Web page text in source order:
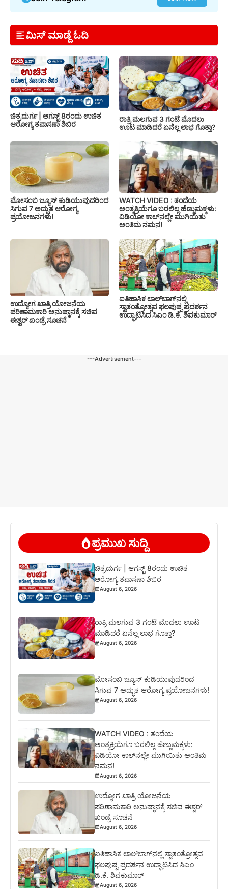
ಮಿಸ್ ಮಾಡ್ದೆ ಓದಿ
ಚಿತ್ರದುರ್ಗ | ಆಗಸ್ಟ್ 8ರಂದು ಉಚಿತ
ಆರೋಗ್ಯ ತಪಾಸಣಾ ಶಿಬಿರ
ರಾತ್ರಿ ಮಲಗುವ 3 ಗಂಟೆ ಮೊದಲು
ಊಟ ಮಾಡಿದರೆ ಏನೆಲ್ಲ ಲಾಭ ಗೊತ್ತಾ?
ಮೋಸಂಬಿ ಜ್ಯೂಸ್ ಕುಡಿಯುವುದರಿಂದ
ಸಿಗುವ 7 ಅದ್ಭುತ ಆರೋಗ್ಯ
ಪ್ರಯೋಜನಗಳು!
WATCH VIDEO : ತಂದೆಯ
ಅಂತ್ಯಕ್ರಿಯೆಗೂ ಬರಲಿಲ್ಲ ಹೆಣ್ಣುಮಕ್ಕಳು:
ವಿಡಿಯೋ ಕಾಲ್‌ನಲ್ಲೇ ಮುಗಿಯಿತು
ಅಂತಿಮ ನಮನ!
ಉದ್ಯೋಗ ಖಾತ್ರಿ ಯೋಜನೆಯ
ಪರಿಣಾಮಕಾರಿ ಅನುಷ್ಠಾನಕ್ಕೆ ಸಚಿವ
ಈಶ್ವರ್ ಖಂಡ್ರೆ ಸೂಚನೆ
ಐತಿಹಾಸಿಕ ಲಾಲ್‌ಬಾಗ್‌ನಲ್ಲಿ
ಸ್ವಾತಂತ್ರೋತ್ಸವ ಫಲಪುಷ್ಪ ಪ್ರದರ್ಶನ
ಉದ್ಘಾಟಿಸಿದ ಸಿಎಂ ಡಿ.ಕೆ. ಶಿವಕುಮಾರ್
---Advertisement---
ಪ್ರಮುಖ ಸುದ್ದಿ
ಚಿತ್ರದುರ್ಗ | ಆಗಸ್ಟ್ 8ರಂದು ಉಚಿತ
ಆರೋಗ್ಯ ತಪಾಸಣಾ ಶಿಬಿರ
August 6, 2026
ರಾತ್ರಿ ಮಲಗುವ 3 ಗಂಟೆ ಮೊದಲು ಊಟ
ಮಾಡಿದರೆ ಏನೆಲ್ಲ ಲಾಭ ಗೊತ್ತಾ?
August 6, 2026
ಮೋಸಂಬಿ ಜ್ಯೂಸ್ ಕುಡಿಯುವುದರಿಂದ
ಸಿಗುವ 7 ಅದ್ಭುತ ಆರೋಗ್ಯ ಪ್ರಯೋಜನಗಳು!
August 6, 2026
WATCH VIDEO : ತಂದೆಯ
ಅಂತ್ಯಕ್ರಿಯೆಗೂ ಬರಲಿಲ್ಲ ಹೆಣ್ಣುಮಕ್ಕಳು:
ವಿಡಿಯೋ ಕಾಲ್‌ನಲ್ಲೇ ಮುಗಿಯಿತು ಅಂತಿಮ
ನಮನ!
August 6, 2026
ಉದ್ಯೋಗ ಖಾತ್ರಿ ಯೋಜನೆಯ
ಪರಿಣಾಮಕಾರಿ ಅನುಷ್ಠಾನಕ್ಕೆ ಸಚಿವ ಈಶ್ವರ್
ಖಂಡ್ರೆ ಸೂಚನೆ
August 6, 2026
ಐತಿಹಾಸಿಕ ಲಾಲ್‌ಬಾಗ್‌ನಲ್ಲಿ ಸ್ವಾತಂತ್ರೋತ್ಸವ
ಫಲಪುಷ್ಪ ಪ್ರದರ್ಶನ ಉದ್ಘಾಟಿಸಿದ ಸಿಎಂ
ಡಿ.ಕೆ. ಶಿವಕುಮಾರ್
August 6, 2026